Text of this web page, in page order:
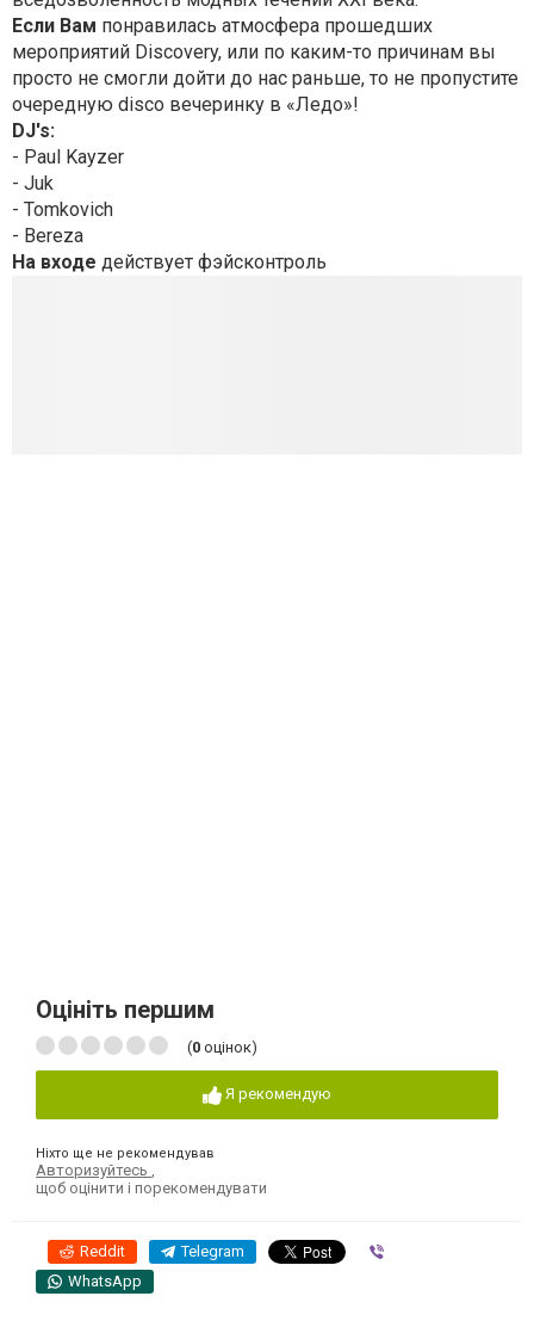
Если Вам понравилась атмосфера прошедших
мероприятий Discovery, или по каким-то причинам вы
просто не смогли дойти до нас раньше, то не пропустите
очередную disco вечеринку в «Ледо»!
DJ's:
- Paul Kayzer
- Juk
- Tomkovich
- Bereza
На входе действует фэйсконтроль
Оцініть першим
(0 оцінок)
Я рекомендую
Ніхто ще не рекомендував
Авторизуйтесь
щоб оцінити і порекомендувати
Reddit Telegram
WhatsApp